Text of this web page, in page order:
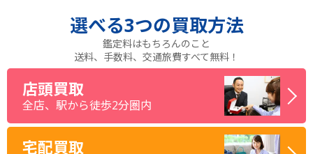
選べる3つの買取方法
鑑定料はもちろんのこと
送料、手数料、交通旅費すべて無料！
店頭買取
全店、駅から徒歩2分圏内
宅配買取